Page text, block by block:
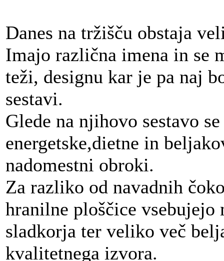
Danes na tržišču obstaja
Imajo različna imena in se
teži, designu kar je pa naj
sestavi.
Glede na njihovo sestavo
energetske,dietne in
nadomestni obroki.
Za razliko od navadnih
hranilne ploščice vsebujejo
sladkorja ter veliko več
kvalitetnega izvora.